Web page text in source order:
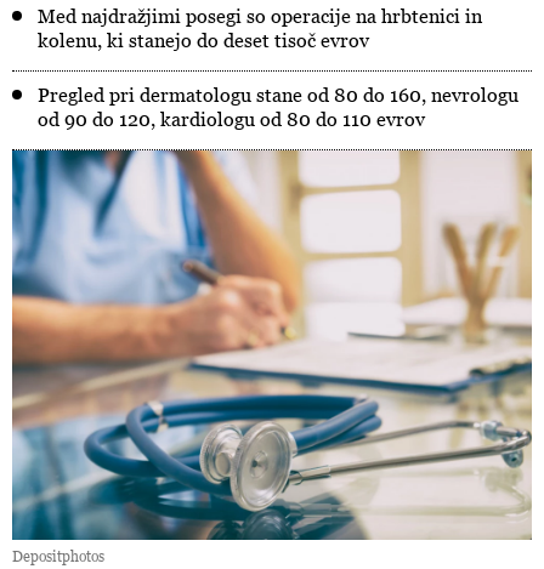
Med najdražjimi posegi so operacije na hrbtenici in
kolenu, ki stanejo do deset tisoč evrov
Pregled pri dermatologu stane od 80 do 160, nevrologu
od 90 do 120, kardiologu od 80 do 110 evrov
Depositphotos